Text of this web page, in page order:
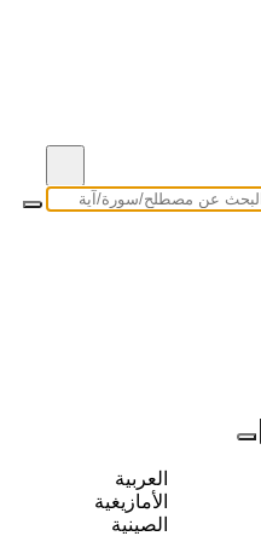
العربية
الأمازيغية
الصينية